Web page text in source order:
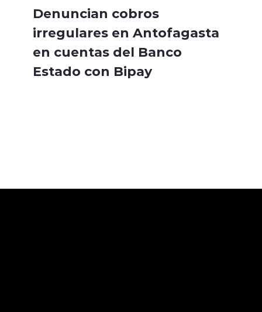
Denuncian cobros
irregulares en Antofagasta
en cuentas del Banco
Estado con Bipay